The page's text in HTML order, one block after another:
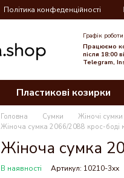
Політика конфеденційності
Графік
Працюємо
після 18:00
Telegram,
Пластикові козирки
Головна Сумки
Жіночі сумки
Жіноча сумка 2066/2088 крос-боді
Жіноча сумка
В наявності Артикул: 10210-3xx